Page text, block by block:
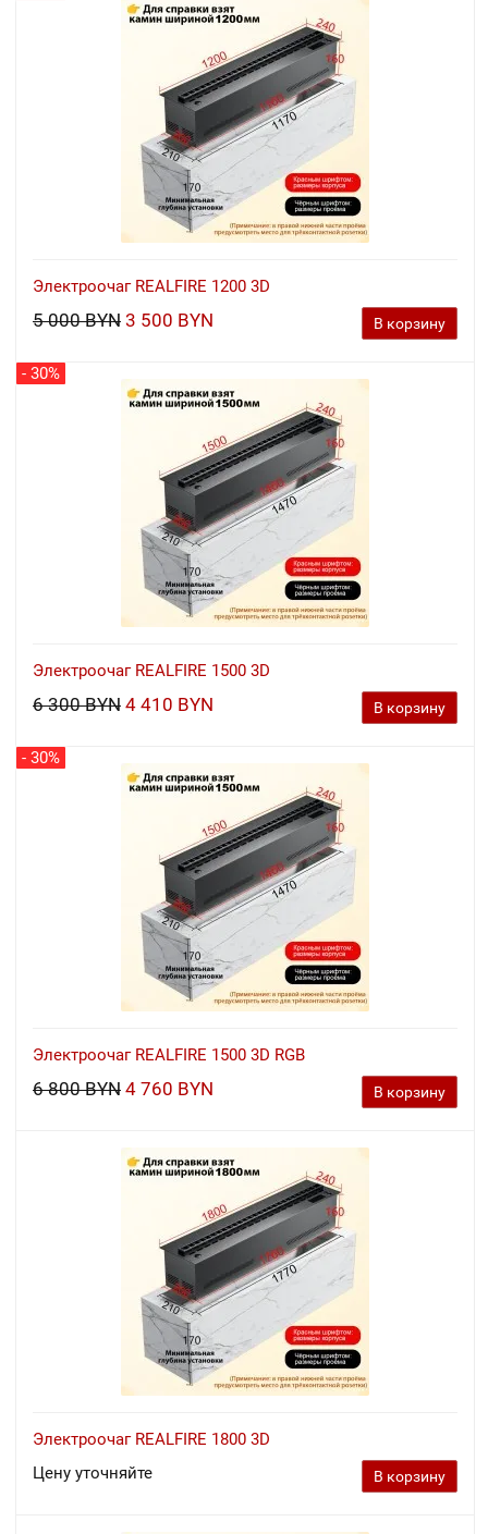
Электроочаг REALFIRE 1200 3D
5 000 BYN 3 500 BYN В корзину
- 30%
Электроочаг REALFIRE 1500 3D
6 300 BYN 4 410 BYN В корзину
- 30%
Электроочаг REALFIRE 1500 3D RGB
6 800 BYN 4 760 BYN В корзину
Электроочаг REALFIRE 1800 3D
Цену уточняйте
В корзину